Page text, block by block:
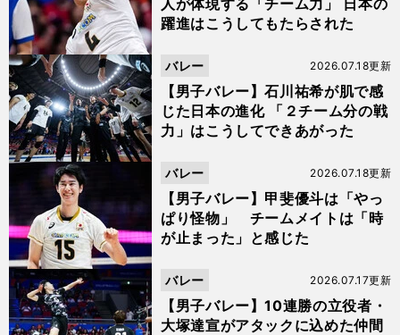
人が体現する「チーム力」 日本の
躍進はこうしてもたらされた
【男子バレー】石川祐希が肌で感
じた日本の進化 「２チーム分の戦
力」はこうしてできあがった
2026.07.18更新
バレー
【男子バレー】甲斐優斗は「やっ
ぱり怪物」 チームメイトは「時
が止まった」と感じた
2026.07.18更新
バレー
【男子バレー】10連勝の立役者・
大塚達宣がアタックに込めた仲間
2026.07.17更新
バレー